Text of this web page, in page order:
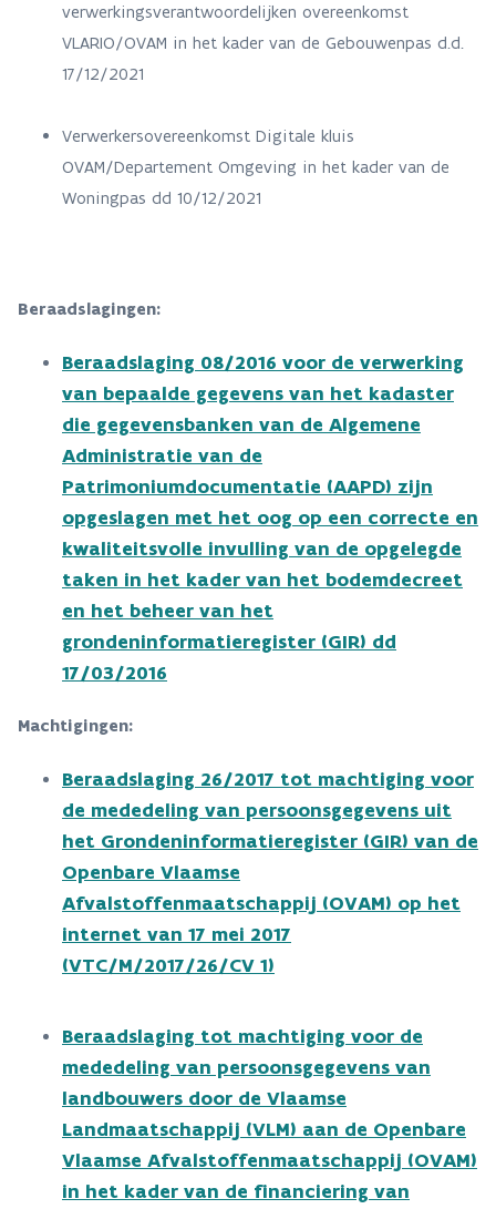
verwerkingsverantwoordelijken overeenkomst
VLARIO/OVAM in het kader van de Gebouwenpas d.d.
17/12/2021
Verwerkersovereenkomst Digitale kluis
OVAM/Departement Omgeving in het kader van de
Woningpas dd 10/12/2021
Beraadslagingen:
Beraadslaging 08/2016 voor de verwerking
van bepaalde gegevens van het kadaster
die gegevensbanken van de Algemene
Administratie van de
Patrimoniumdocumentatie (AAPD) zijn
opgeslagen met het oog op een correcte en
kwaliteitsvolle invulling van de opgelegde
taken in het kader van het bodemdecreet
en het beheer van het
grondeninformatieregister (GIR) dd
17/03/2016
Machtigingen:
Beraadslaging 26/2017 tot machtiging voor
de mededeling van persoonsgegevens uit
het Grondeninformatieregister (GIR) van de
Openbare Vlaamse
Afvalstoffenmaatschappij (OVAM) op het
internet van 17 mei 2017
(VTC/M/2017/26/CV 1)
Beraadslaging tot machtiging voor de
mededeling van persoonsgegevens van
landbouwers door de Vlaamse
Landmaatschappij (VLM) aan de Openbare
Vlaamse Afvalstoffenmaatschappij (OVAM)
in het kader van de financiering van